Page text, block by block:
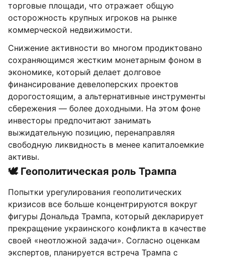
торговые площади, что отражает общую
осторожность крупных игроков на рынке
коммерческой недвижимости.
Снижение активности во многом продиктовано
сохраняющимся жестким монетарным фоном в
экономике, который делает долговое
финансирование девелоперских проектов
дорогостоящим, а альтернативные инструменты
сбережения — более доходными. На этом фоне
инвесторы предпочитают занимать
выжидательную позицию, перенаправляя
свободную ликвидность в менее капиталоемкие
активы.
🕊️ Геополитическая роль Трампа
Попытки урегулирования геополитических
кризисов все больше концентрируются вокруг
фигуры Дональда Трампа, который декларирует
прекращение украинского конфликта в качестве
своей «неотложной задачи». Согласно оценкам
экспертов, планируется встреча Трампа с